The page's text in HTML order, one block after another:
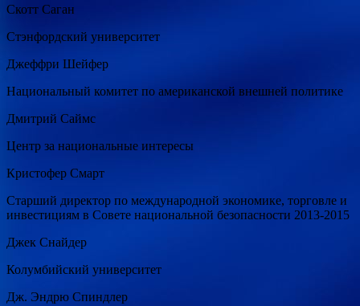
Скотт Саган
Стэнфордский университет
Джеффри Шейфер
Национальный комитет по американской внешней политике
Дмитрий Саймс
Центр за национальные интересы
Кристофер Смарт
Старший директор по международной экономике, торговле и
инвестициям в Совете национальной безопасности 2013-2015
Джек Снайдер
Колумбийский университет
Дж. Эндрю Спиндлер